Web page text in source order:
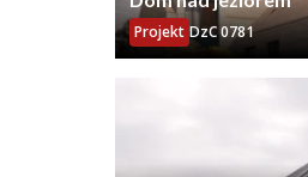
Projekt DzC 0781